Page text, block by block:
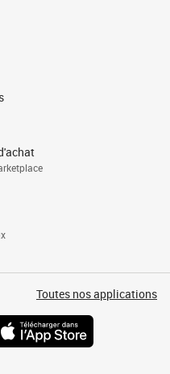
Toutes nos applications